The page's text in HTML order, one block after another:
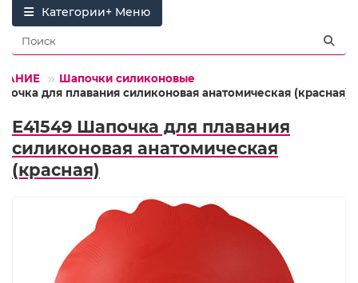
Категории
Шапочки силиконовые
для плавания силиконовая анатомическая (красная)
E41549 Шапочка для плавания
силиконовая анатомическая
(красная)